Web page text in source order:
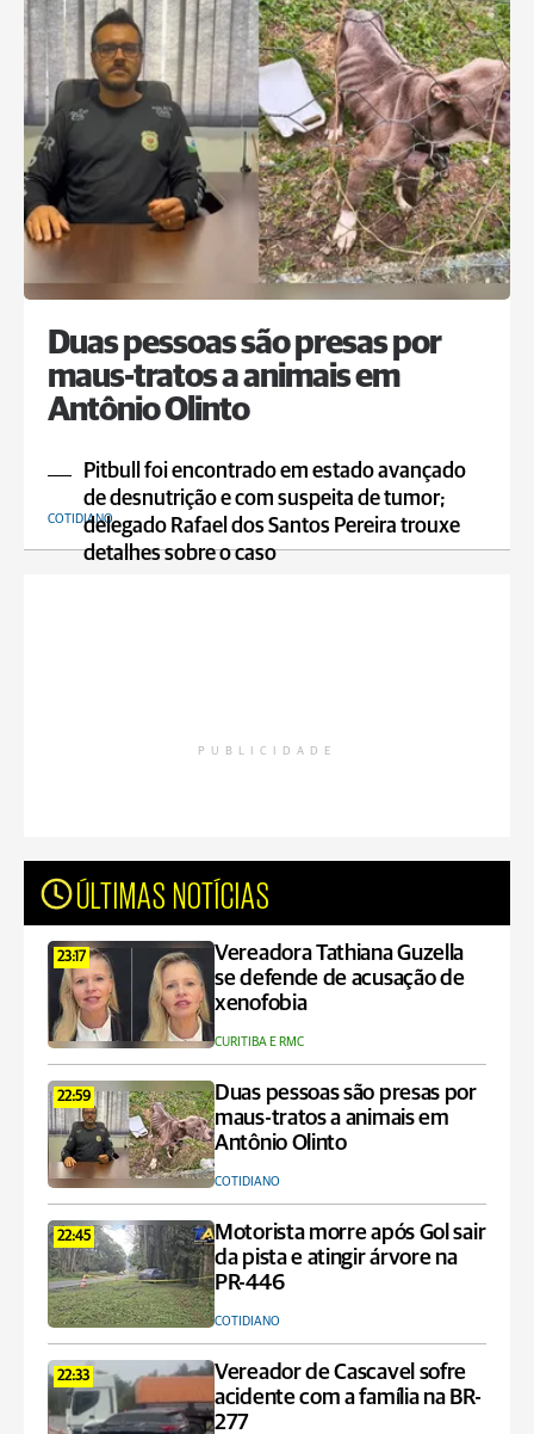
Duas pessoas são presas por
maus-tratos a animais em
Antônio Olinto
Pitbull foi encontrado em estado avançado
de desnutrição e com suspeita de tumor;
delegado Rafael dos Santos Pereira trouxe
detalhes sobre o caso
COTIDIANO
PUBLICIDADE
ÚLTIMAS NOTÍCIAS
23:17
Vereadora Tathiana Guzella
se defende de acusação de
xenofobia
CURITIBA E RMC
22:59
Duas pessoas são presas por
maus-tratos a animais em
Antônio Olinto
COTIDIANO
22:45
Motorista morre após Gol sair
da pista e atingir árvore na
PR-446
COTIDIANO
22:33
Vereador de Cascavel sofre
acidente com a família na BR-
277